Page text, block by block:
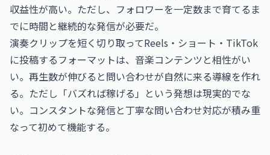
収益性が高い。ただし、フォロワーを一定数まで育てるま
でに時間と継続的な発信が必要だ。
演奏クリップを短く切り取ってReels・ショート・TikTok
に投稿するフォーマットは、音楽コンテンツと相性がい
い。再生数が伸びると問い合わせが自然に来る導線を作れ
る。ただし「バズれば稼げる」という発想は現実的でな
い。コンスタントな発信と丁寧な問い合わせ対応が積み重
なって初めて機能する。